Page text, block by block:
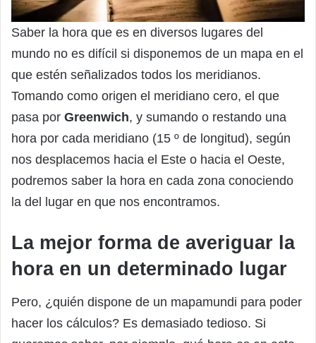
Saber la hora que es en diversos lugares del
mundo no es difícil si disponemos de un mapa en el
que estén señalizados todos los meridianos.
Tomando como origen el meridiano cero, el que
pasa por Greenwich, y sumando o restando una
hora por cada meridiano (15 º de longitud), según
nos desplacemos hacia el Este o hacia el Oeste,
podremos saber la hora en cada zona conociendo
la del lugar en que nos encontramos.
La mejor forma de averiguar la
hora en un determinado lugar
Pero, ¿quién dispone de un mapamundi para poder
hacer los cálculos? Es demasiado tedioso. Si